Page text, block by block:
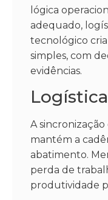
lógica
adequado,
tecnológico
simples, com
evidências.
A
mantém a
abatimento.
perda de
produtividade